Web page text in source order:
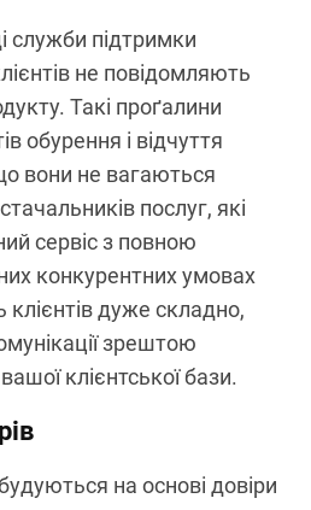
служби підтримки
не повідомляють
Такі проґалини
обурення і відчуття
вони не вагаються
послуг, які
сервіс з повною
конкурентних умовах
клієнтів дуже складно,
зрештою
клієнтської бази.
на основі довіри